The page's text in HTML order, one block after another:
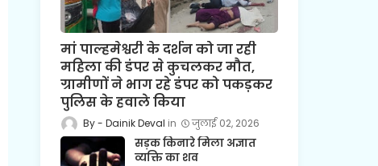
मां पाल्हमेश्वरी के दर्शन को जा रही
महिला की डंपर से कुचलकर मौत,
ग्रामीणों ने भाग रहे डंपर को पकड़कर
पुलिस के हवाले किया
Dainik Deval जुलाई 02, 2026
सड़क किनारे मिला अज्ञात
व्यक्ति का शव